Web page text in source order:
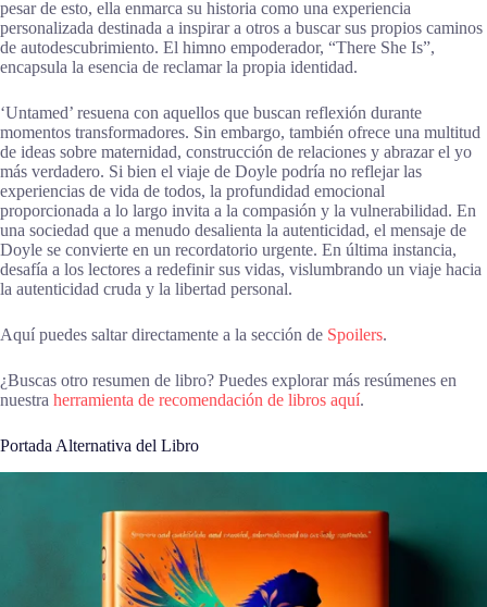
pesar de esto, ella enmarca su historia como una experiencia
personalizada destinada a inspirar a otros a buscar sus propios caminos
de autodescubrimiento. El himno empoderador, “There She Is”,
encapsula la esencia de reclamar la propia identidad.
‘Untamed’ resuena con aquellos que buscan reflexión durante
momentos transformadores. Sin embargo, también ofrece una multitud
de ideas sobre maternidad, construcción de relaciones y abrazar el yo
más verdadero. Si bien el viaje de Doyle podría no reflejar las
experiencias de vida de todos, la profundidad emocional
proporcionada a lo largo invita a la compasión y la vulnerabilidad. En
una sociedad que a menudo desalienta la autenticidad, el mensaje de
Doyle se convierte en un recordatorio urgente. En última instancia,
desafía a los lectores a redefinir sus vidas, vislumbrando un viaje hacia
la autenticidad cruda y la libertad personal.
Aquí puedes saltar directamente a la sección de Spoilers.
¿Buscas otro resumen de libro? Puedes explorar más resúmenes en
nuestra herramienta de recomendación de libros aquí.
Portada Alternativa del Libro